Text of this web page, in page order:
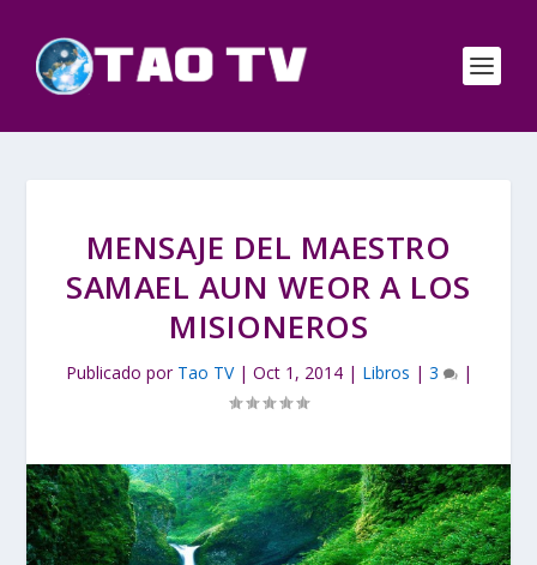
MENSAJE DEL MAESTRO
SAMAEL AUN WEOR A LOS
MISIONEROS
Publicado por Tao TV| Oct 1, 2014| Libros | 3 |